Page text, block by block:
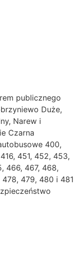
publicznego
Duże,
Narew i
Czarna
400,
451, 452, 453,
466, 467, 468,
478, 479, 480 i 481